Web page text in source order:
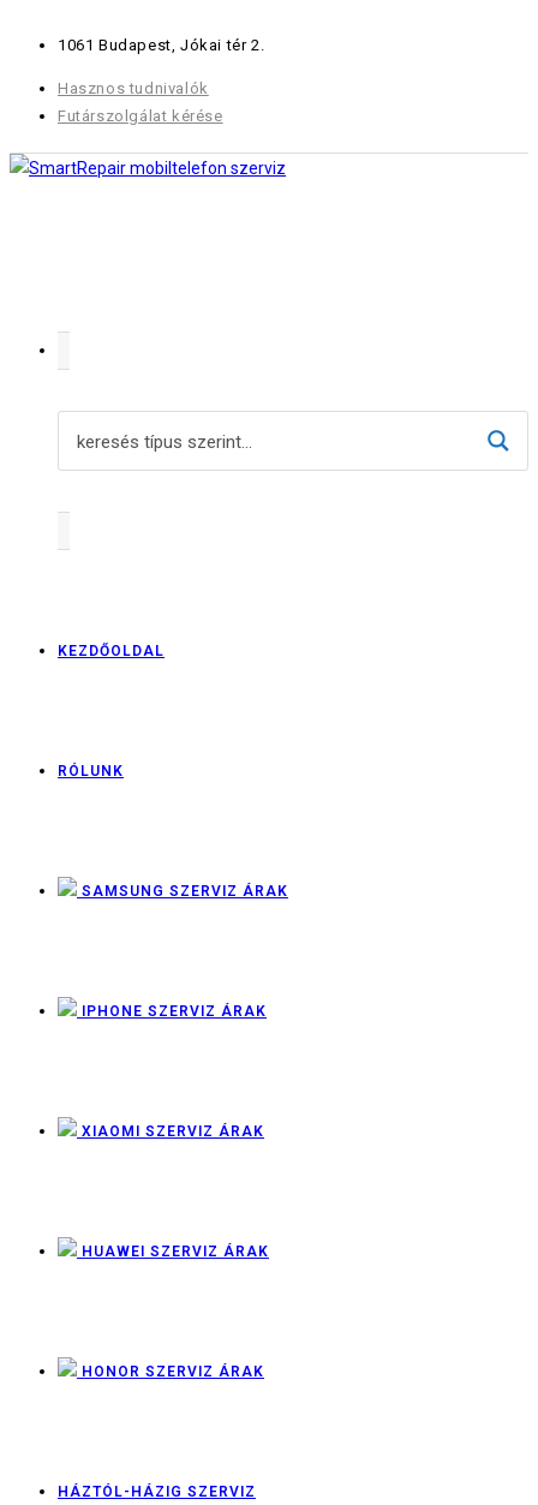
content
1061 Budapest, Jókai tér 2.
Hasznos tudnivalók
Futárszolgálat kérése
KEZDŐOLDAL
RÓLUNK
SAMSUNG SZERVIZ ÁRAK
IPHONE SZERVIZ ÁRAK
XIAOMI SZERVIZ ÁRAK
HUAWEI SZERVIZ ÁRAK
HONOR SZERVIZ ÁRAK
HÁZTÓL-HÁZIG SZERVIZ